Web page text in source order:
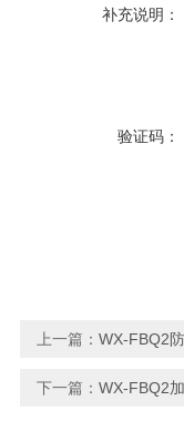
补充说明：
验证码：
上一篇： WX-FBQ2
下一篇： WX-FBQ2